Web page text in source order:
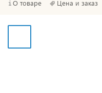
О товаре Цена и заказ